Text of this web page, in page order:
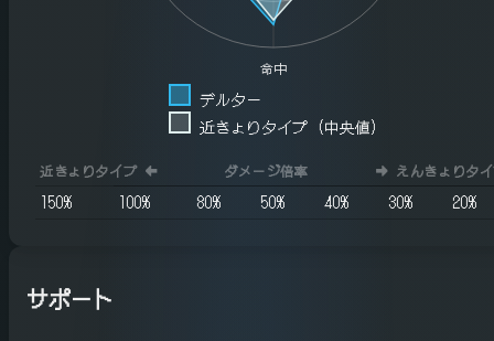
命中
デルター
近きょりタイプ (中央値)
近きょりタイプ⬅️ ダメージ倍率 ➡️ えんきょりタ
150% 100% 80% 50% 40% 30% 20%
サポート